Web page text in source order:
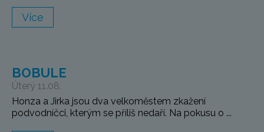
Více
BOBULE
Úterý 11.08.
Honza a Jirka jsou dva velkoměstem zkažení
podvodníčci, kterým se příliš nedaří. Na pokusu o ...